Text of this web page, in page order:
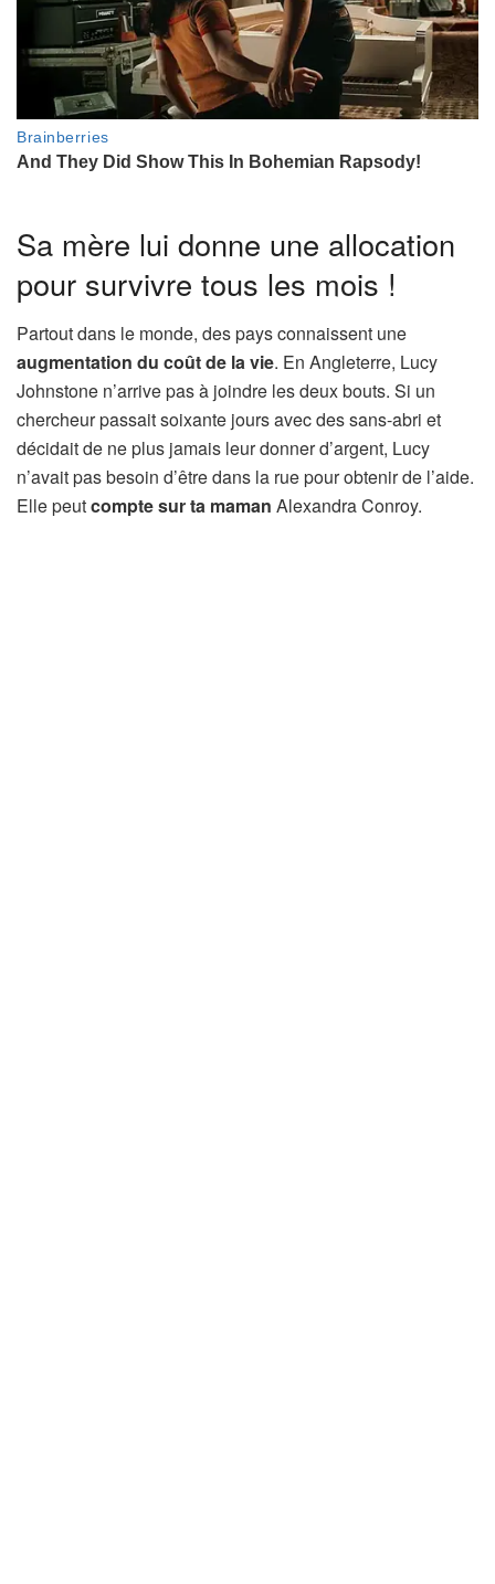
Sa mère lui donne une allocation
pour survivre tous les mois !
Partout dans le monde, des pays connaissent une
augmentation du coût de la vie. En Angleterre, Lucy
Johnstone n’arrive pas à joindre les deux bouts. Si un
chercheur passait soixante jours avec des sans-abri et
décidait de ne plus jamais leur donner d’argent, Lucy
n’avait pas besoin d’être dans la rue pour obtenir de l’aide.
Elle peutcompte sur ta maman Alexandra Conroy.